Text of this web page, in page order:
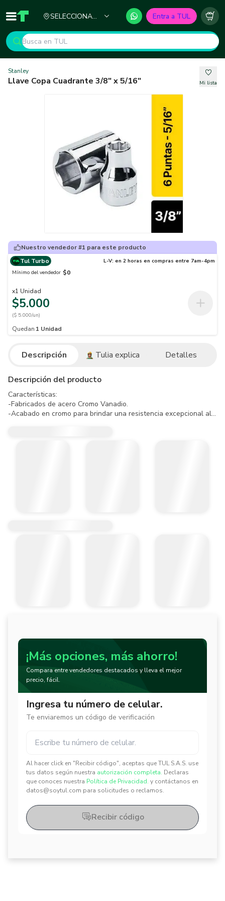
Inicio TUL - Tu Marketplace de Construcción
SELECCIONA
Entra a TUL
Stanley
Llave Copa Cuadrante 3/8" x 5/16" Mi lista
Nuestro vendedor #1 para este producto
Tul Turbo
L-V: en 2 horas en compras entre 7am-4pm
Mínimo del vendedor $0
x1 Unidad
$5.000
($ 5.000/un)
Quedan 1 Unidad
Descripción Tulia explica Detalles
Descripción del producto
Características:
-Fabricados de acero Cromo Vanadio.
-Acabado en cromo para brindar una resistencia excepcional al
¡Más opciones, más ahorro!
Compara entre vendedores destacados y lleva el mejor
precio, fácil.
Ingresa tu número de celular.
Te enviaremos un código de verificación
Al hacer click en "Recibir código", aceptas que TUL S.A.S. use
tus datos según nuestra autorización completa. Declaras
que conoces nuestra Política de Privacidad. y contáctanos en
datos@soytul.com para solicitudes o reclamos.
✕
✕
Recibir código